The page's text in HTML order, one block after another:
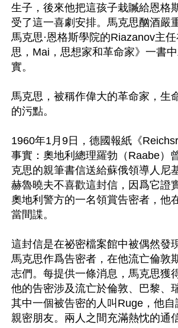
生子，後來他把這孩子栽贓給恩格
受了這一喜劇安排。馬克思酗酒
馬克思·恩格斯學院的Riazanov主
思，Mai，思想家和革命家》一書
實。
馬克思，被稱作偉大的革命家，生
的污點。
1960年1月9日，德國報紙《
事實：奧地利總理羅勃（Raabe）
克思的親筆書信送給蘇俄領導人尼
赫魯曉夫不喜歡這封信，因爲它證
奧地利警方的一名領賞告密者，他
當間諜。
這封信是在祕密檔案館中被偶然發
馬克思作爲告密者，在他流亡倫敦
志們。每提供一條消息，馬克思獲
他的告密涉及流亡於倫敦、巴黎、
其中一個被告密的人叫Ruge，他
親密朋友。兩人之間充滿熱忱的通